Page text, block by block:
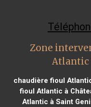
Zone
Atlantic
chaudière fioul
fioul Atlantic à
Atlantic à Saint